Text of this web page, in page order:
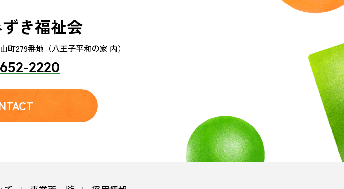
き福祉会
町279番地（八王子平和の家 内）
2220